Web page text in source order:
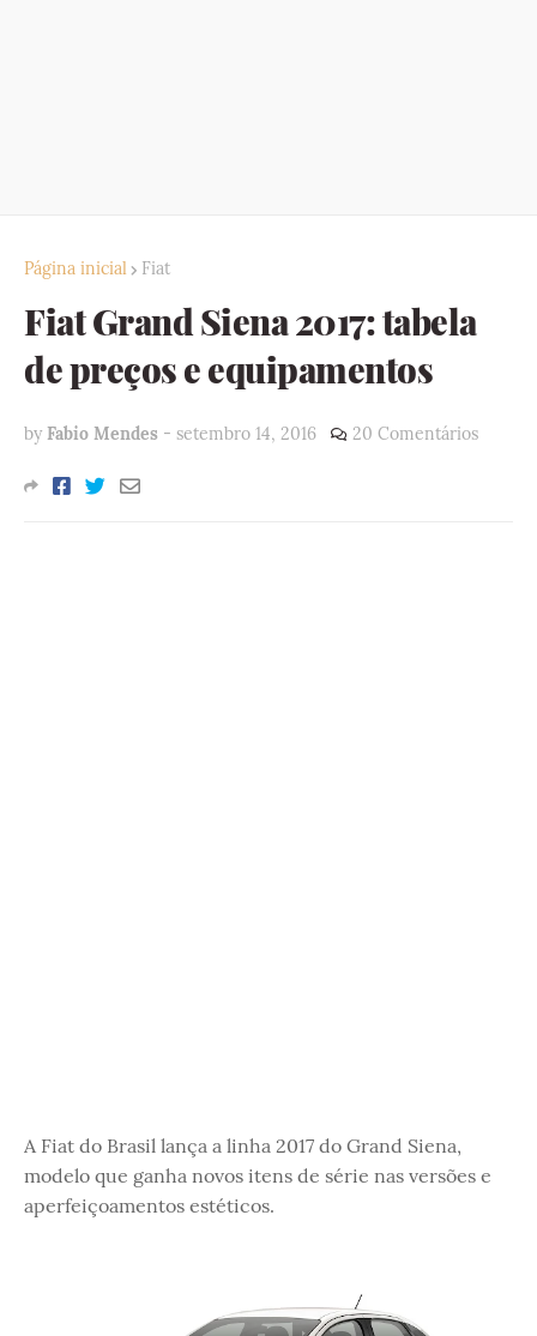
Página inicial Fiat
Fiat Grand Siena 2017: tabela
de preços e equipamentos
by Fabio Mendes - setembro 14, 2016 20 Comentários
A Fiat do Brasil lança a linha 2017 do Grand Siena,
modelo que ganha novos itens de série nas versões e
aperfeiçoamentos estéticos.